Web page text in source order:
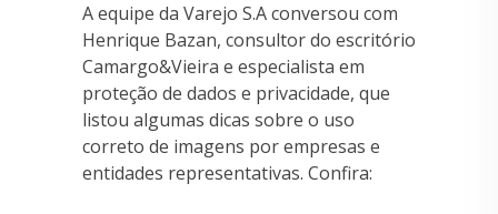
A equipe da Varejo S.A conversou com
Henrique Bazan, consultor do escritório
Camargo&Vieira e especialista em
proteção de dados e privacidade, que
listou algumas dicas sobre o uso
correto de imagens por empresas e
entidades representativas. Confira: